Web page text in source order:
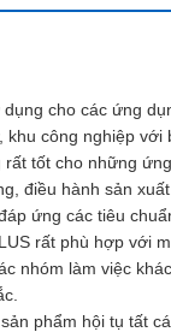
cho các ứng
công nghiệp với
tốt cho những
điều hành sản xuất.
ứng các tiêu
rất phù hợp với
nhóm làm việc
phẩm hội tụ tất